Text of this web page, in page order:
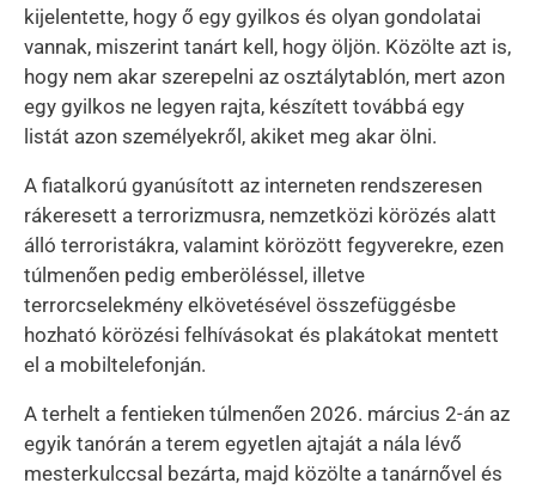
kijelentette, hogy ő egy gyilkos és olyan gondolatai
vannak, miszerint tanárt kell, hogy öljön. Közölte azt is,
hogy nem akar szerepelni az osztálytablón, mert azon
egy gyilkos ne legyen rajta, készített továbbá egy
listát azon személyekről, akiket meg akar ölni.
A fiatalkorú gyanúsított az interneten rendszeresen
rákeresett a terrorizmusra, nemzetközi körözés alatt
álló terroristákra, valamint körözött fegyverekre, ezen
túlmenően pedig emberöléssel, illetve
terrorcselekmény elkövetésével összefüggésbe
hozható körözési felhívásokat és plakátokat mentett
el a mobiltelefonján.
A terhelt a fentieken túlmenően 2026. március 2-án az
egyik tanórán a terem egyetlen ajtaját a nála lévő
mesterkulccsal bezárta, majd közölte a tanárnővel és